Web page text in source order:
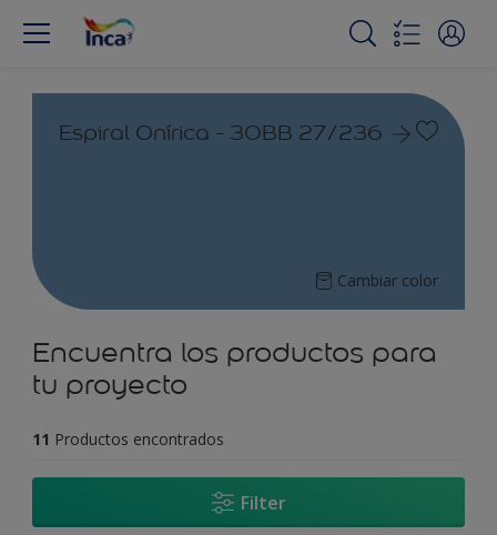
Espiral Onírica - 30BB 27/236
Cambiar color
Encuentra los productos para
tu proyecto
11 Productos encontrados
Filter